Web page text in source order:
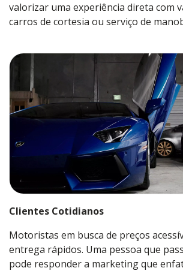
valorizar uma experiência direta com
carros de cortesia ou serviço de
Clientes Cotidianos
Motoristas em busca de preços
entrega rápidos. Uma pessoa que
pode responder a marketing que